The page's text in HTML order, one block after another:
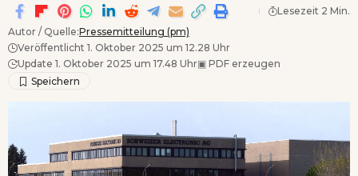
Autor / Quelle:Pressemitteilung (pm)
Veröffentlicht 1. Oktober 2025 um 12.28 Uhr
Update 1. Oktober 2025 um 17.48 Uhr▣ PDF erzeugen
Lesezeit 2 Min.